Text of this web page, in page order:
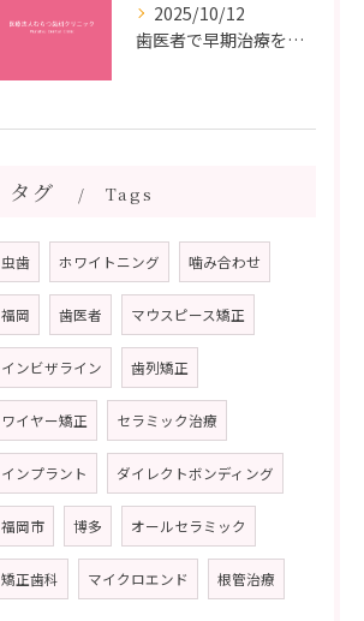
2025/10/12
歯医者で早期治療を受けるメリットと虫歯悪化を防ぐ最短ステップ
タグ Tags
虫歯 ホワイトニング 噛み合わせ
福岡 歯医者 マウスピース矯正
インビザライン 歯列矯正
ワイヤー矯正 セラミック治療
インプラント ダイレクトボンディング
福岡市 博多 オールセラミック
矯正歯科 マイクロエンド 根管治療